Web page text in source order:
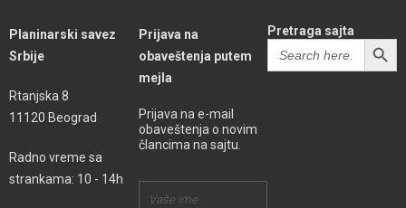
Planinarski savez
Srbije
Rtanjska 8
11120 Beograd
Radno vreme sa
strankama: 10 - 14h
Prijava na
obaveštenja putem
mejla
Prijava na e-mail
obaveštenja o novim
člancima na sajtu.
Pretraga sajta
Search
for:
SEARCH